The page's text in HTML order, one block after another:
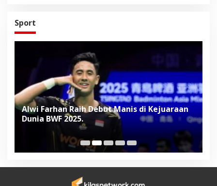
Sport
Alwi Farhan Raih Debut Manis di Kejuaraan
Dunia BWF 2025.